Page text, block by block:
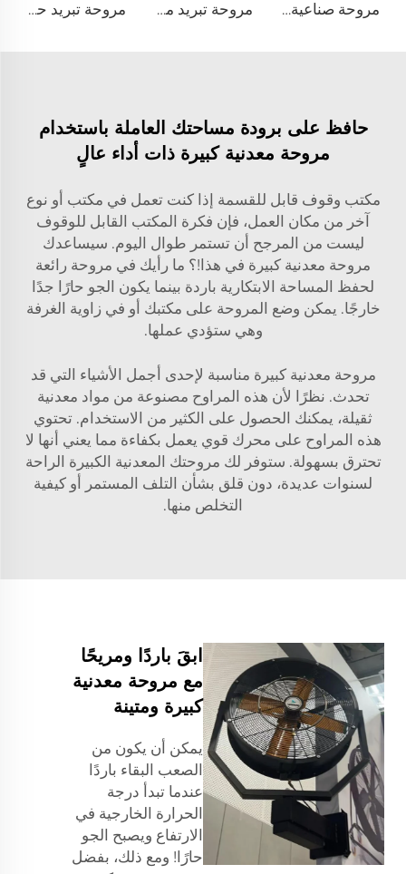
مروحة صناعية كبيرة الحجم بطول 24 قدم (7.3 متر) ذات محرك AC فعال من حيث الطاقة وصامتة وتوفّر هواء طبيعيًا مروحة تبريد مباشرة من المصنع، شفرات من النيلون، مناسبة لاستخدامها في مستودعات الألبان ومزارع الأبقار، مروحة صناعية للتهوية مروحة تبريد حائطية قطرها 1380 ملم لمزارع الأبقار والأغنام والمزارع الداجنة مروحة تهوية مصنعية
حافظ على برودة مساحتك العاملة باستخدام
مروحة معدنية كبيرة ذات أداء عالٍ
مكتب وقوف قابل للقسمة إذا كنت تعمل في مكتب أو نوع
آخر من مكان العمل، فإن فكرة المكتب القابل للوقوف
ليست من المرجح أن تستمر طوال اليوم. سيساعدك
مروحة معدنية كبيرة في هذا!؟ ما رأيك في مروحة رائعة
لحفظ المساحة الابتكارية باردة بينما يكون الجو حارًا جدًا
خارجًا. يمكن وضع المروحة على مكتبك أو في زاوية الغرفة
وهي ستؤدي عملها.
مروحة معدنية كبيرة مناسبة لإحدى أجمل الأشياء التي قد
تحدث. نظرًا لأن هذه المراوح مصنوعة من مواد معدنية
ثقيلة، يمكنك الحصول على الكثير من الاستخدام. تحتوي
هذه المراوح على محرك قوي يعمل بكفاءة مما يعني أنها لا
تحترق بسهولة. ستوفر لك مروحتك المعدنية الكبيرة الراحة
لسنوات عديدة، دون قلق بشأن التلف المستمر أو كيفية
التخلص منها.
ابقَ باردًا ومريحًا
مع مروحة معدنية
كبيرة ومتينة
يمكن أن يكون من
الصعب البقاء باردًا
عندما تبدأ درجة
الحرارة الخارجية في
الارتفاع ويصبح الجو
حارًا! ومع ذلك، بفضل